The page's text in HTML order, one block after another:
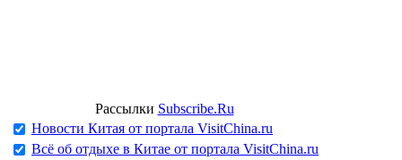
Рассылки Subscribe.Ru
Новости Китая от портала VisitChina.ru
Всё об отдыхе в Китае от портала VisitChina.ru